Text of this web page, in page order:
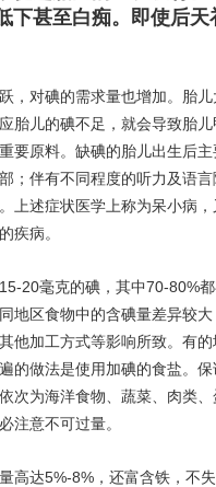
下甚至白痴。即使后
，对碘的需求量也增加。胎
胎儿的碘不足，就会导致胎
要原料。缺碘的胎儿出生后
；伴有不同程度的听力及语
上述症状医学上称为呆小病
疾病。
毫克的碘，其中70-80%都
地区食物中的含碘量差异较
他加工方式等影响所致。有
的做法是使用加碘的食盐。
次为海洋食物、蔬菜、肉类、
注意不可过量。
达5%-8%，还富含铁，不